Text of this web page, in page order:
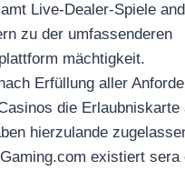
Live-Dealer-Spiele
zu der umfassenderen
mächtigkeit.
Erfüllung aller
die Erlaubniskarte
hierzulande
existiert sera